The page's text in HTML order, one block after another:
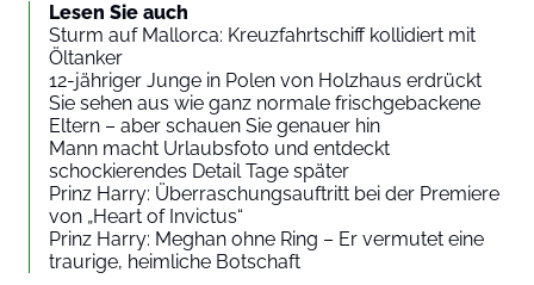
Lesen Sie auch
Sturm auf Mallorca: Kreuzfahrtschiff kollidiert mit
Öltanker
12-jähriger Junge in Polen von Holzhaus erdrückt
Sie sehen aus wie ganz normale frischgebackene
Eltern – aber schauen Sie genauer hin
Mann macht Urlaubsfoto und entdeckt
schockierendes Detail Tage später
Prinz Harry: Überraschungsauftritt bei der Premiere
von „Heart of Invictus“
Prinz Harry: Meghan ohne Ring – Er vermutet eine
traurige, heimliche Botschaft